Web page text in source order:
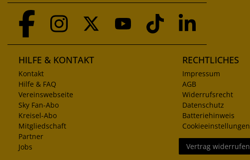
HILFE & KONTAKT
Kontakt
Hilfe & FAQ
Vereinswebseite
Sky Fan-Abo
Kreisel-Abo
Mitgliedschaft
Partner
Jobs
RECHTLICHES
Impressum
AGB
Widerrufsrecht
Datenschutz
Batteriehinweis
Cookieeinstellungen
Vertrag widerrufen